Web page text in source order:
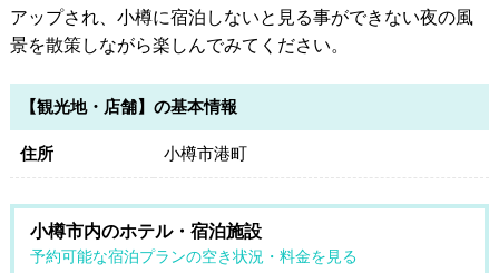
アップされ、小樽に宿泊しないと見る事ができない夜の風
景を散策しながら楽しんでみてください。
【観光地・店舗】の基本情報
住所 小樽市港町
小樽市内のホテル・宿泊施設
予約可能な宿泊プランの空き状況・料金を見る